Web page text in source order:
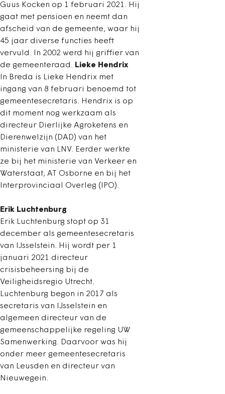
Guus Kocken op 1 februari 2021. Hij
gaat met pensioen en neemt dan
afscheid van de gemeente, waar hij
45 jaar diverse functies heeft
vervuld. In 2002 werd hij griffier van
de gemeenteraad. Lieke Hendrix
In Breda is Lieke Hendrix met
ingang van 8 februari benoemd tot
gemeentesecretaris. Hendrix is op
dit moment nog werkzaam als
directeur Dierlijke Agroketens en
Dierenwelzijn (DAD) van het
ministerie van LNV. Eerder werkte
ze bij het ministerie van Verkeer en
Waterstaat, AT Osborne en bij het
Interprovinciaal Overleg (IPO).
Erik Luchtenburg
Erik Luchtenburg stopt op 31
december als gemeentesecretaris
van IJsselstein. Hij wordt per 1
januari 2021 directeur
crisisbeheersing bij de
Veiligheidsregio Utrecht.
Luchtenburg begon in 2017 als
secretaris van IJsselstein en
algemeen directeur van de
gemeenschappelijke regeling UW
Samenwerking. Daarvoor was hij
onder meer gemeentesecretaris
van Leusden en directeur van
Nieuwegein.